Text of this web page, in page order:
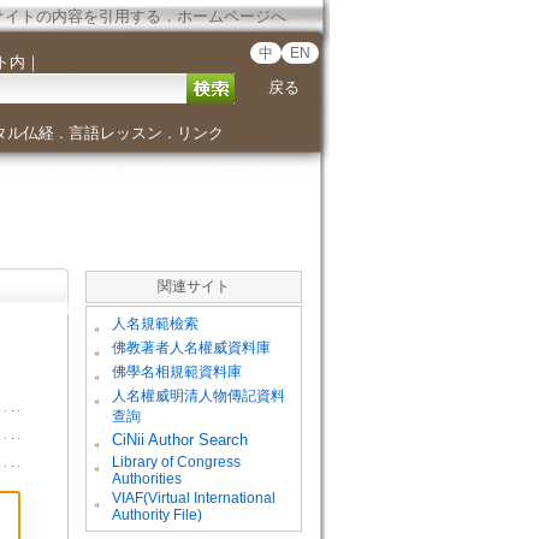
イトの内容を引用する．ホームページへ
内 ｜ 中 EN
戻る
ル仏経． 言語レッスン ． リンク
関連サイト
。 人名規範檢索
。 佛教著者人名權威資料庫
。 佛學名相規範資料庫
。
人名權威明清人物傳記資料
查詢
。
CiNii Author Search
。
Library of Congress
Authorities
。
VIAF(Virtual International
Authority File)